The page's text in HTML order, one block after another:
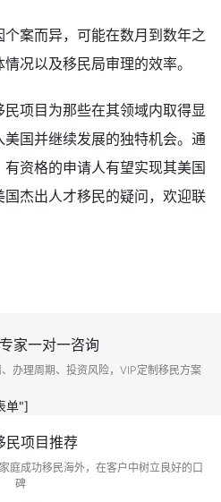
案而异，可能在数月到数年之
况以及移民局审理的效率。
项目为那些在其领域内取得显
国并继续发展的独特机会。通
资格的申请人有望实现其美国
杰出人才移民的疑问，欢迎联
家一对一咨询
办理周期、投资风险，VIP定制移民方案
单"]
民项目推荐
庭成功移民海外，在客户中树立良好的口
碑